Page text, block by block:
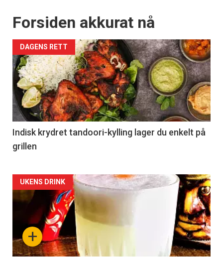
Forsiden akkurat nå
DAGENS RETT
Indisk krydret tandoori-kylling lager du enkelt på
grillen
Forsiden
akkurat
nå
-
+
UKENS DRINK